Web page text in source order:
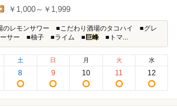
￥1,000～￥1,999
のレモンサワー ■こだわり酒場のタコハイ ■グレ
ーサー ■柚子 ■ライム ■ 巨峰 ■トマ...
土
8
日
9
月
10
火
11
水
12